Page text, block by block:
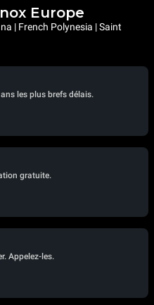
Europe
| French Polynesia | Saint
les plus brefs délais.
gratuite.
Appelez-les.